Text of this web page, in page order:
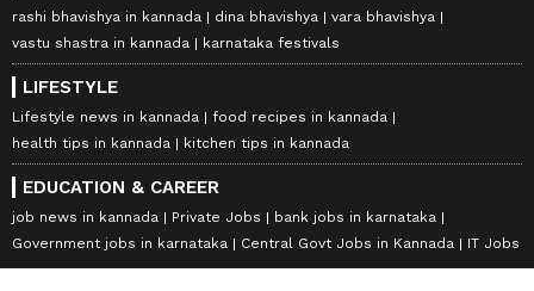
rashi bhavishya in kannada dina bhavishya
vara bhavishya
vastu shastra in kannada
karnataka festivals
LIFESTYLE
Lifestyle news in kannada
food recipes in kannada
health tips in kannada
kitchen tips in kannada
EDUCATION & CAREER
job news in kannada Private Jobs
bank jobs in karnataka
Government jobs in karnataka
Central Govt Jobs in Kannada IT Jobs